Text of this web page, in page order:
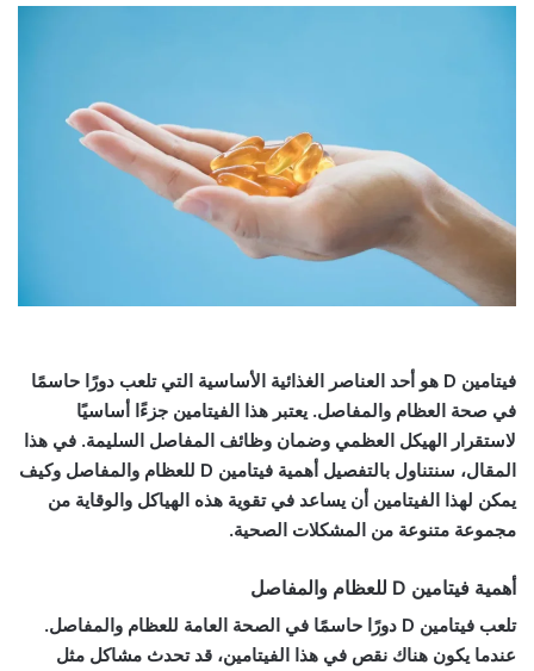
فيتامين D هو أحد العناصر الغذائية الأساسية التي تلعب دورًا حاسمًا
في صحة العظام والمفاصل. يعتبر هذا الفيتامين جزءًا أساسيًا
لاستقرار الهيكل العظمي وضمان وظائف المفاصل السليمة. في هذا
المقال، سنتناول بالتفصيل أهمية فيتامين D للعظام والمفاصل وكيف
يمكن لهذا الفيتامين أن يساعد في تقوية هذه الهياكل والوقاية من
مجموعة متنوعة من المشكلات الصحية.
أهمية فيتامين D للعظام والمفاصل
تلعب فيتامين D دورًا حاسمًا في الصحة العامة للعظام والمفاصل.
عندما يكون هناك نقص في هذا الفيتامين، قد تحدث مشاكل مثل